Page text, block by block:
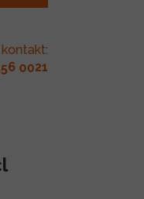
6 0021